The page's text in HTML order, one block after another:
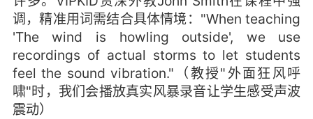
调，精准用词需结合具体情境："When teaching
'The wind is howling outside', we use
recordings of actual storms to let students
feel the sound vibration."（教授"外面狂风呼
啸"时，我们会播放真实风暴录音让学生感受声波
震动）